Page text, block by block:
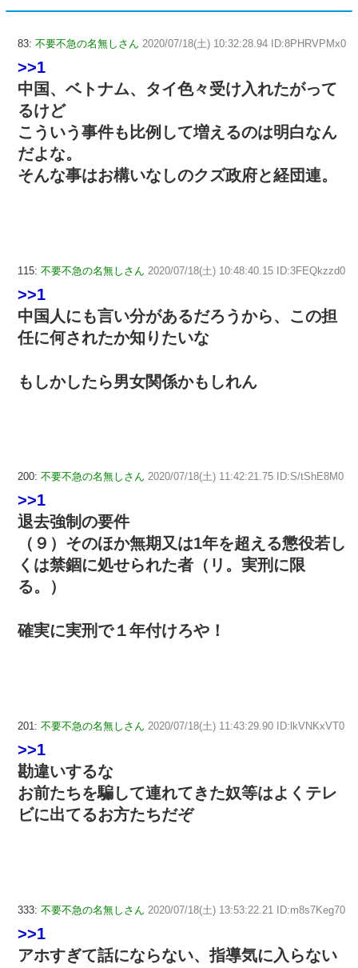
83: 不要不急の名無しさん 2020/07/18(土) 10:32:28.94 ID:8PHRVPMx0
>>1
中国、ベトナム、タイ色々受け入れたがって
るけど
こういう事件も比例して増えるのは明白なん
だよな。
そんな事はお構いなしのクズ政府と経団連。
115: 不要不急の名無しさん 2020/07/18(土) 10:48:40.15 ID:3FEQkzzd0
>>1
中国人にも言い分があるだろうから、この担
任に何されたか知りたいな
もしかしたら男女関係かもしれん
200: 不要不急の名無しさん 2020/07/18(土) 11:42:21.75 ID:S/tShE8M0
>>1
退去強制の要件
（９）そのほか無期又は1年を超える懲役若し
くは禁錮に処せられた者（リ。実刑に限
る。）
確実に実刑で１年付けろや！
201: 不要不急の名無しさん 2020/07/18(土) 11:43:29.90 ID:lkVNKxVT0
>>1
勘違いするな
お前たちを騙して連れてきた奴等はよくテレ
ビに出てるお方たちだぞ
333: 不要不急の名無しさん 2020/07/18(土) 13:53:22.21 ID:m8s7Keg70
>>1
アホすぎて話にならない、指導気に入らない